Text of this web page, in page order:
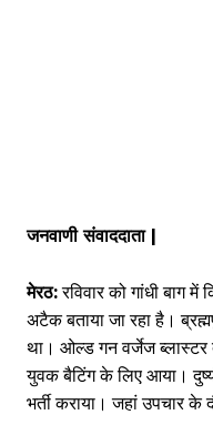
जनवाणी संवाददाता |
मेरठ:रविवार को गांधी बाग
अटैक बताया जा रहा है।
था। ओल्ड गन वर्जेज
युवक बैटिंग के लिए आया।
भर्ती कराया। जहां उपचार के